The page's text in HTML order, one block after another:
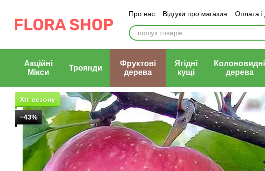
Про нас Відгуки про магазин Оплата і
Блог магазину
Публічний договір
Акційні
Мікси
Троянди
Фруктові
дерева
Ягідні
кущі
Колоновидні
дерева
Хіт сезону
−43%